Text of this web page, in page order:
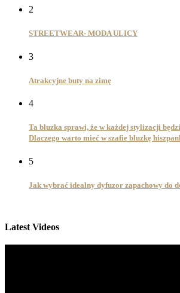
2
STREETWEAR- MODA ULICY
3
Atrakcyjne buty na zimę
4
Ta bluzka sprawi, że w każdej stylizacji
Dlaczego warto mieć w szafie bluzkę
5
Jak wybrać idealny dyfuzor zapachowy do
Latest Videos